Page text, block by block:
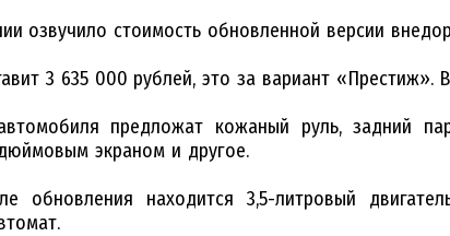
озвучило стоимость обновленной версии
3 635 000 рублей, это за вариант
предложат кожаный руль, задний
экраном и другое.
обновления находится 3,5-литровый